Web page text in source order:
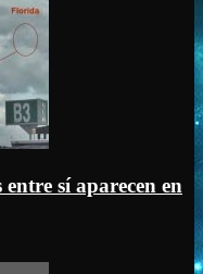
sí aparecen en